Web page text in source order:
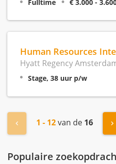
Fulltime € 3.000 -
Human Resources
Hyatt Regency
Stage, 38 uur p/w
« Vorige1 - 12van de 16
Populaire